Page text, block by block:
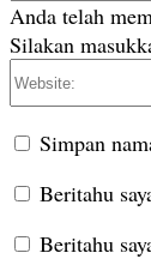
Anda telah
Silakan
Simpan
Beritahu
Beritahu